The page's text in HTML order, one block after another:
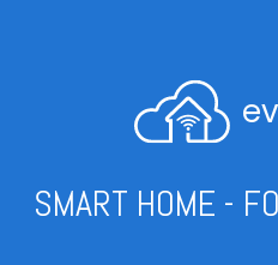
SMART HOME -